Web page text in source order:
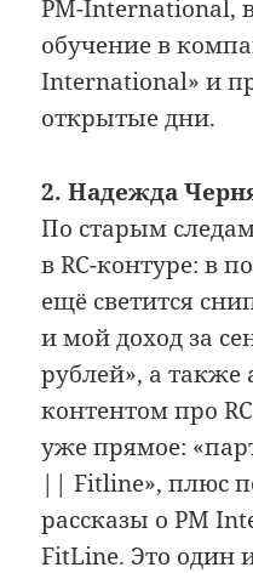
PM-International,
обучение в
International» и
открытые дни.
2. Надежда
По старым
в RC-контуре: в
ещё светится
и мой доход за
рублей», а также
контентом про
уже прямое:
|| Fitline», плюс
рассказы о PM
FitLine. Это один